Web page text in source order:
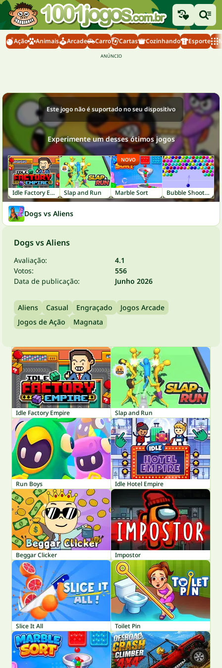
Ação Animais Arcade Carro Cartas Cozinhando Esporte
Este jogo não é suportado no seu dispositivo
Experimente um desses ótimos jogos
Idle Factory Empire Slap and Run Marble Sort
NOVO
Bubble Shooter
Dogs vs Aliens
Dogs vs Aliens
Avaliação:
4.1
Votos:
556
Data de publicação:
Junho 2026
Aliens Casual Engraçado
Jogos Arcade
Jogos de Ação
Magnata
Idle Factory Empire Slap and Run
Run Boys Idle Hotel Empire
Beggar Clicker Impostor
Slice It All Toilet Pin